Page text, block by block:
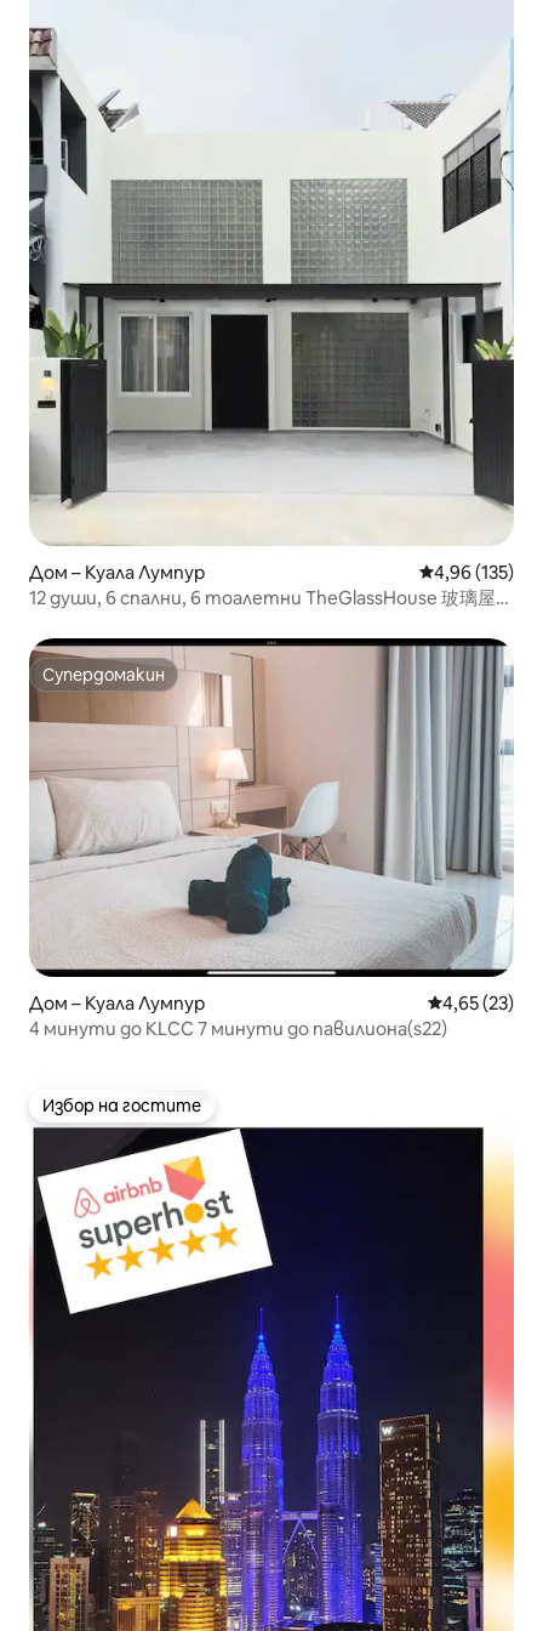
Дом – Куала Лумпур Средна
4,96 (135)
12 души, 6 спални, 6 тоалетни TheGlassHouse 玻璃屋
Супердомакин
Супердомакин
Дом – Куала Лумпур Средна
4,65 (23)
4 минути до KLCC 7 минути до павилиона(s22)
Избор на гостите
Избор на гостите